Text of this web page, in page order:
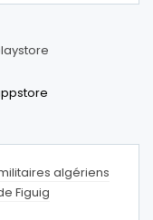
algériens
Figuig